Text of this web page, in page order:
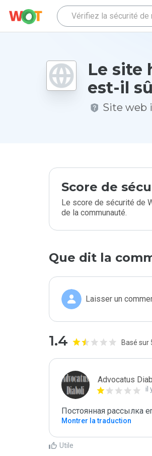
Le site
est-il
Site web
Score de
Le score de sécurité de
de la communauté.
Que dit la
Laisser un
1.4 Basé sur
Advocatus
il
Постоянная рассылка
Montrer la traduction
Utile